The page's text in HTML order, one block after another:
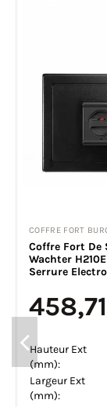
COFFRE FORT
Coffre Fort
S1 K Serrure
Économisez
Hauteur Ext
Largeur Ext
Profondeur Ext
(mm):